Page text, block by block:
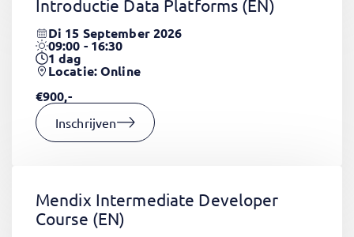
Introductie Data Platforms (EN)
Di 15 September 2026
09:00 - 16:30
1dag
Locatie: Online
€900,-
Inschrijven
Mendix Intermediate Developer
Course (EN)